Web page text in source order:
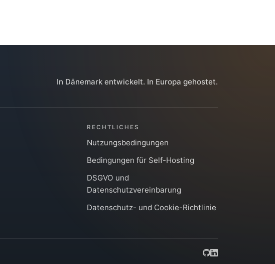
In Dänemark entwickelt. In Europa gehostet.
RECHTLICHES
Nutzungsbedingungen
Bedingungen für Self-Hosting
DSGVO und
Datenschutzvereinbarung
Datenschutz- und Cookie-Richtlinie
GitHub
LinkedIn